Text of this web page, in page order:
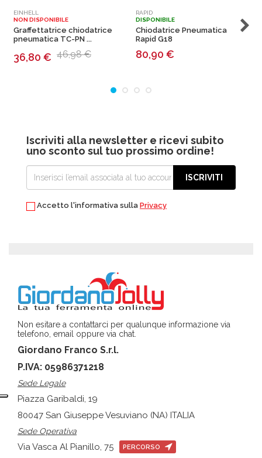
EINHELL
NON DISPONIBILE
Graffettatrice chiodatrice
pneumatica TC-PN ...
36,80 € 46,98 €
RAPID
DISPONIBILE
Chiodatrice Pneumatica
Rapid G18
80,90 €
Iscriviti alla newsletter e ricevi subito
uno sconto sul tuo prossimo ordine!
ISCRIVITI
Accetto l'informativa sulla Privacy
Non esitare a contattarci per qualunque informazione via
telefono, email oppure via chat.
Giordano Franco S.r.l.
P.IVA: 05986371218
Sede Legale
Piazza Garibaldi, 19
80047 San Giuseppe Vesuviano (NA) ITALIA
Sede Operativa
Via Vasca Al Pianillo, 75 PERCORSO